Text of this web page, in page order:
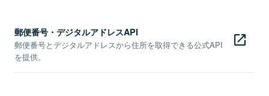
郵便番号・デジタルアドレスAPI
郵便番号とデジタルアドレスから住所を取得できる公式API
を提供。